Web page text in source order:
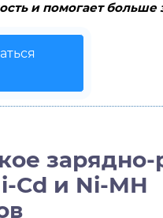
и помогает больше
Cd и Ni-MH